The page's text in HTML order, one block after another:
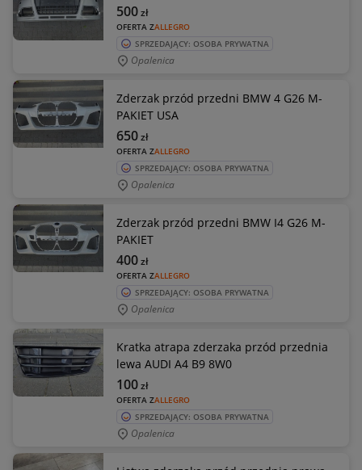
OFERTA ZALLEGRO
500zł
SPRZEDAJĄCY: OSOBA PRYWATNA
Opalenica
Zderzak przód przedni BMW 4 G26 M-
PAKIET USA
OFERTA ZALLEGRO
650zł
SPRZEDAJĄCY: OSOBA PRYWATNA
Opalenica
Zderzak przód przedni BMW I4 G26 M-
PAKIET
OFERTA ZALLEGRO
400zł
SPRZEDAJĄCY: OSOBA PRYWATNA
Opalenica
Kratka atrapa zderzaka przód przednia
lewa AUDI A4 B9 8W0
OFERTA ZALLEGRO
100zł
SPRZEDAJĄCY: OSOBA PRYWATNA
Opalenica